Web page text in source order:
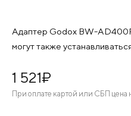
Адаптер Godox BW-
могут также
1 521¤
При оплате картой или СБП цена